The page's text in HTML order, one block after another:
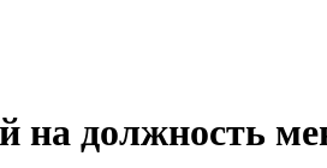
на должность